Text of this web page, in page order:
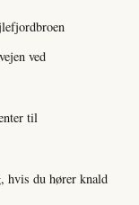
ved
til
hvis du hører knald